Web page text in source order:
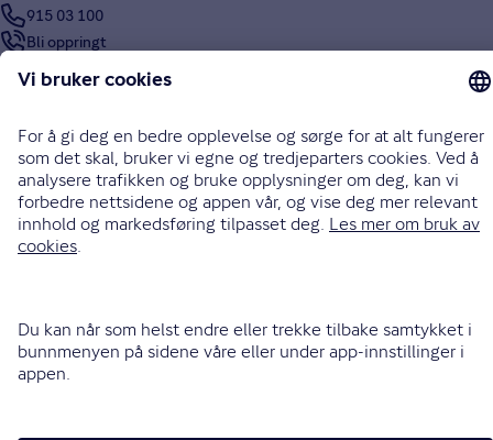
915 03 100
Bli oppringt
Instagram
Endre cookieinnstillinger
Informasjonskapsler (cookies)
Personvern og sikkerhet
Vilkår for bruk av nettsidene
Opphavsrett © Gjensidige